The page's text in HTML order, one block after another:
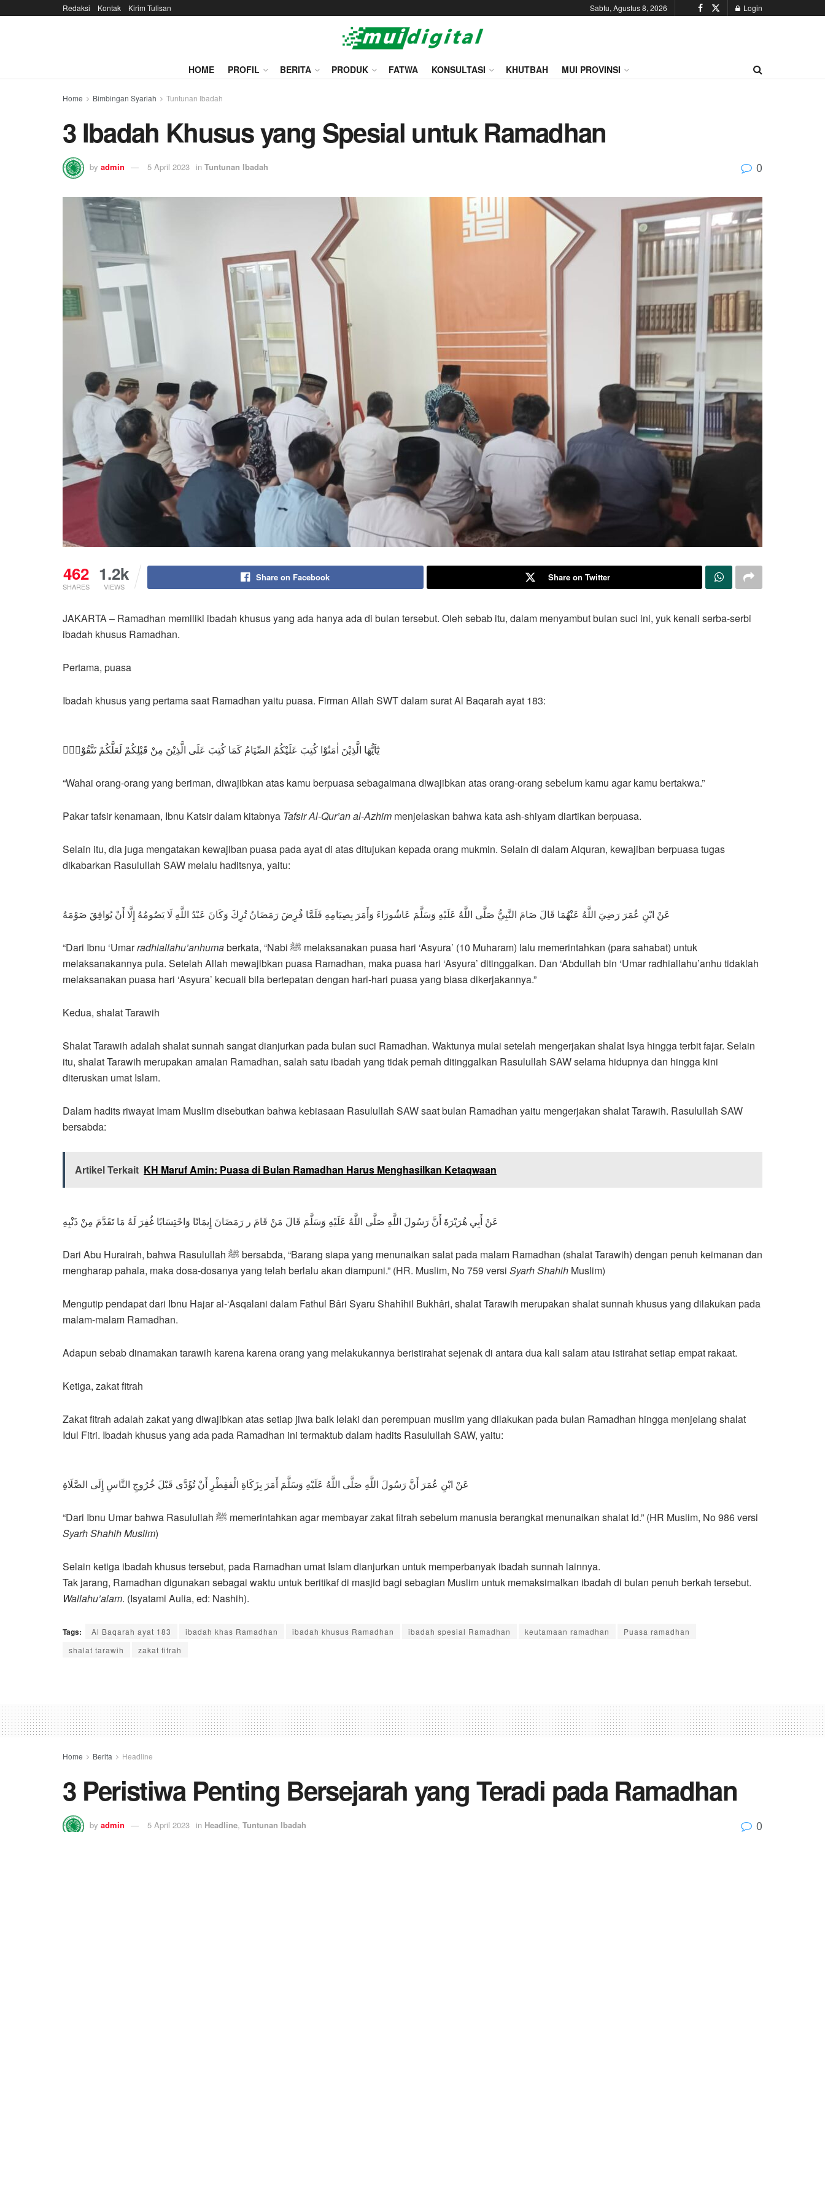
Redaksi Kontak Kirim Tulisan Sabtu, Agustus 8, 2026 Login
HOME PROFIL BERITA PRODUK FATWA KONSULTASI KHUTBAH MUI PROVINSI
Home Bimbingan Syariah Tuntunan Ibadah
3 Ibadah Khusus yang Spesial untuk Ramadhan
by admin 5 April 2023 in Tuntunan Ibadah 0
462
SHARES
1.2k
VIEWS
Share on Facebook Share on Twitter
JAKARTA – Ramadhan memiliki ibadah khusus yang ada hanya ada di bulan tersebut. Oleh sebab itu, dalam menyambut bulan suci ini, yuk kenali serba-serbi
ibadah khusus Ramadhan.
Pertama, puasa
Ibadah khusus yang pertama saat Ramadhan yaitu puasa. Firman Allah SWT dalam surat Al Baqarah ayat 183:
يٰٓاَيُّهَا الَّذِيْنَ اٰمَنُوْا كُتِبَ عَلَيْكُمُ الصِّيَامُ كَمَا كُتِبَ عَلَى الَّذِيْنَ مِنْ قَبْلِكُمْ لَعَلَّكُمْ تَتَّقُوْنَۙ
“Wahai orang-orang yang beriman, diwajibkan atas kamu berpuasa sebagaimana diwajibkan atas orang-orang sebelum kamu agar kamu bertakwa.”
Pakar tafsir kenamaan, Ibnu Katsir dalam kitabnya Tafsir Al-Qur’an al-Azhim menjelaskan bahwa kata ash-shiyam diartikan berpuasa.
Selain itu, dia juga mengatakan kewajiban puasa pada ayat di atas ditujukan kepada orang mukmin. Selain di dalam Alquran, kewajiban berpuasa tugas
dikabarkan Rasulullah SAW melalu haditsnya, yaitu:
عَنْ ابْنِ عُمَرَ رَضِيَ اللَّهُ عَنْهُمَا قَالَ صَامَ النَّبِيُّ صَلَّى اللَّهُ عَلَيْهِ وَسَلَّمَ عَاشُورَاءَ وَأَمَرَ بِصِيَامِهِ فَلَمَّا فُرِضَ رَمَضَانُ تُرِكَ وَكَانَ عَبْدُ اللَّهِ لَا يَصُومُهُ إِلَّا أَنْ يُوَافِقَ صَوْمَهُ
“Dari Ibnu ‘Umarradhiallahu’anhumaberkata, “Nabi ﷺ melaksanakan puasa hari ‘Asyura’ (10 Muharam) lalu memerintahkan (para sahabat) untuk
melaksanakannya pula. Setelah Allah mewajibkan puasa Ramadhan, maka puasa hari ‘Asyura’ ditinggalkan. Dan ‘Abdullah bin ‘Umar radhiallahu’anhu tidaklah
melaksanakan puasa hari ‘Asyura’ kecuali bila bertepatan dengan hari-hari puasa yang biasa dikerjakannya.”
Kedua, shalat Tarawih
Shalat Tarawih adalah shalat sunnah sangat dianjurkan pada bulan suci Ramadhan. Waktunya mulai setelah mengerjakan shalat Isya hingga terbit fajar. Selain
itu, shalat Tarawih merupakan amalan Ramadhan, salah satu ibadah yang tidak pernah ditinggalkan Rasulullah SAW selama hidupnya dan hingga kini
diteruskan umat Islam.
Dalam hadits riwayat Imam Muslim disebutkan bahwa kebiasaan Rasulullah SAW saat bulan Ramadhan yaitu mengerjakan shalat Tarawih. Rasulullah SAW
bersabda:
Artikel Terkait KH Maruf Amin: Puasa di Bulan Ramadhan Harus Menghasilkan Ketaqwaan
عَنْ أَبِي هُرَيْرَةَ أَنَّ رَسُولَ اللَّهِ صَلَّى اللَّهُ عَلَيْهِ وَسَلَّمَ قَالَ مَنْ قَامَ ر رَمَضَانَ إِيمَانًا وَاحْتِسَابًا غُفِرَ لَهُ مَا تَقَدَّمَ مِنْ ذَنْبِهِ
Dari Abu Hurairah, bahwa Rasulullah ﷺ bersabda, “Barang siapa yang menunaikan salat pada malam Ramadhan (shalat Tarawih) dengan penuh keimanan dan
mengharap pahala, maka dosa-dosanya yang telah berlalu akan diampuni.” (HR. Muslim, No 759 versi Syarh Shahih Muslim)
Mengutip pendapat dari Ibnu Hajar al-‘Asqalani dalam Fathul Bâri Syaru Shahîhil Bukhâri, shalat Tarawih merupakan shalat sunnah khusus yang dilakukan pada
malam-malam Ramadhan.
Adapun sebab dinamakan tarawih karena karena orang yang melakukannya beristirahat sejenak di antara dua kali salam atau istirahat setiap empat rakaat.
Ketiga, zakat fitrah
Zakat fitrah adalah zakat yang diwajibkan atas setiap jiwa baik lelaki dan perempuan muslim yang dilakukan pada bulan Ramadhan hingga menjelang shalat
Idul Fitri. Ibadah khusus yang ada pada Ramadhan ini termaktub dalam hadits Rasulullah SAW, yaitu:
عَنْ ابْنِ عُمَرَ أَنَّ رَسُولَ اللَّهِ صَلَّى اللَّهُ عَلَيْهِ وَسَلَّمَ أَمَرَ بِزَكَاةِ الْففِطْرِ أَنْ تُؤَدَّى قَبْلَ خُرُوجِ النَّاسِ إِلَى الصَّلَاةِ
“Dari Ibnu Umar bahwa Rasulullah ﷺ memerintahkan agar membayar zakat fitrah sebelum manusia berangkat menunaikan shalat Id.” (HR Muslim, No 986 versi
Syarh Shahih Muslim)
Selain ketiga ibadah khusus tersebut, pada Ramadhan umat Islam dianjurkan untuk memperbanyak ibadah sunnah lainnya.
Tak jarang, Ramadhan digunakan sebagai waktu untuk beritikaf di masjid bagi sebagian Muslim untuk memaksimalkan ibadah di bulan penuh berkah tersebut.
Wallahu’alam. (Isyatami Aulia, ed: Nashih).
Tags: Al Baqarah ayat 183 ibadah khas Ramadhan ibadah khusus Ramadhan ibadah spesial Ramadhan keutamaan ramadhan
Puasa ramadhan
shalat tarawih
zakat fitrah
Home Berita Headline
3 Peristiwa Penting Bersejarah yang Teradi pada Ramadhan
by admin 5 April 2023 in Headline, Tuntunan Ibadah 0